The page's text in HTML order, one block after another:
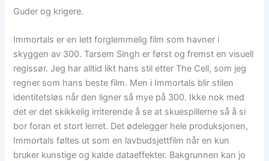
Guder og krigere.
Immortals er en lett forglemmelig film som havner i
skyggen av 300. Tarsem Singh er først og fremst en visuell
regissør. Jeg har alltid likt hans stil etter The Cell, som jeg
regner som hans beste film. Men i Immortals blir stilen
identitetsløs når den ligner så mye på 300. Ikke nok med
det er det skikkelig irriterende å se at skuespillerne så å si
bor foran et stort lerret. Det ødelegger hele produksjonen,
Immortals føltes ut som en lavbudsjettfilm når en kun
bruker kunstige og kalde dataeffekter. Bakgrunnen kan jo